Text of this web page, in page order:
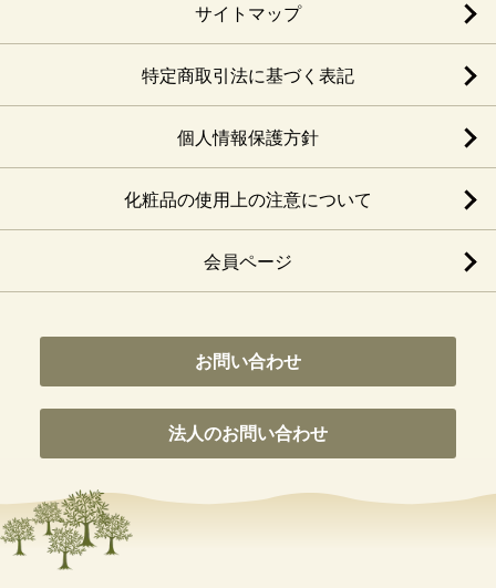
サイトマップ
特定商取引法に基づく表記
個人情報保護方針
化粧品の使用上の注意について
会員ページ
お問い合わせ
法人のお問い合わせ